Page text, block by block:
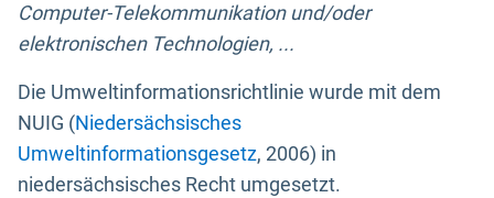
Computer-Telekommunikation und/oder
elektronischen Technologien, ...
Die Umweltinformationsrichtlinie wurde mit dem
NUIG (Niedersächsisches
Umweltinformationsgesetz, 2006) in
niedersächsisches Recht umgesetzt.